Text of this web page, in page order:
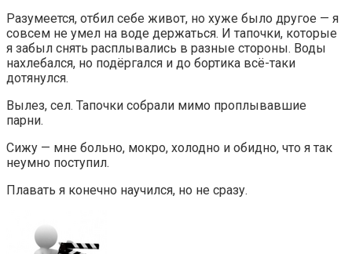
Разумеется, отбил себе живот, но хуже было другое — я
совсем не умел на воде держаться. И тапочки, которые
я забыл снять расплывались в разные стороны. Воды
нахлебался, но подёргался и до бортика всё-таки
дотянулся.
Вылез, сел. Тапочки собрали мимо проплывавшие
парни.
Сижу — мне больно, мокро, холодно и обидно, что я так
неумно поступил.
Плавать я конечно научился, но не сразу.